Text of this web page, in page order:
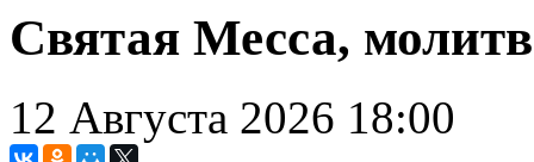
Святая Месса,
12 Августа 2026 18:00